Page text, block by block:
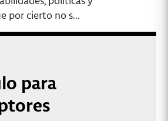
por cierto no s...
para